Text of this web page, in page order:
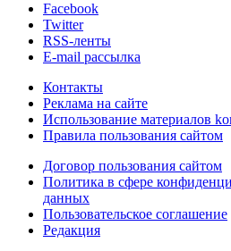
Facebook
Twitter
RSS-ленты
E-mail рассылка
Контакты
Реклама на сайте
Использование материалов
Правила пользования сайтом
Договор пользования сайтом
Политика в сфере
данных
Пользовательское соглашение
Редакция